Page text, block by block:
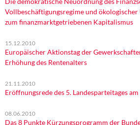
Vollbeschäftigungsregime und
zum finanzmarktgetriebenen Kapitalismus
15.12.2010
Europäischer Aktionstag der
Erhöhung des Rentenalters
21.11.2010
Eröffnungsrede des 5. Landesparteitages am
08.06.2010
Das 8 Punkte Kürzungsprogramm der